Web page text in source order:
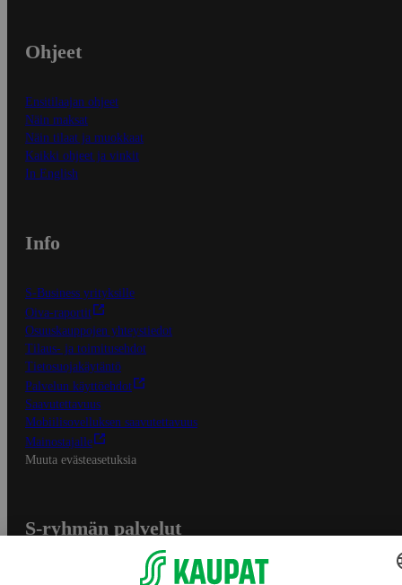
Ohjeet
Ensitilaajan ohjeet
Näin maksat
Näin tilaat ja muokkaat
Kaikki ohjeet ja vinkit
In English
Info
S-Business yrityksille
Oiva-raportit
Osuuskauppojen yhteystiedot
Tilaus- ja toimitusehdot
Tietosuojakäytäntö
Palvelun käyttöehdot
Saavutettavuus
Mobiilisovelluksen saavutettavuus
Mainostajalle
Muuta evästeasetuksia
S-ryhmän palvelut